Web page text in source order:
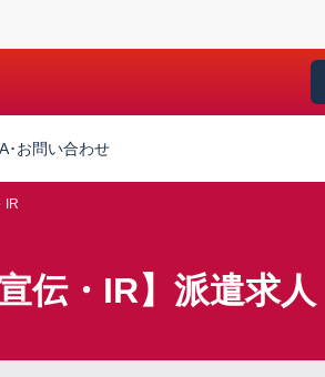
･お問い合わせ
IR
伝・IR】派遣求人